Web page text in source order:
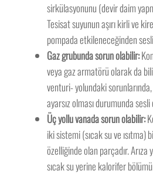
sirkülasyonunu (devir daim
Tesisat suyunun aşırı kirli ve
pompada etkileneceğinden
Gaz grubunda sorun olabilir:
veya gaz armatörü olarak da
venturi- yolundaki sorunlarında,
ayarsız olması durumunda
Üç yollu vanada sorun olabilir:
iki sistemi (sıcak su ve ısıtma)
özelliğinde olan parçadır. Arıza
sıcak su yerine kalorifer